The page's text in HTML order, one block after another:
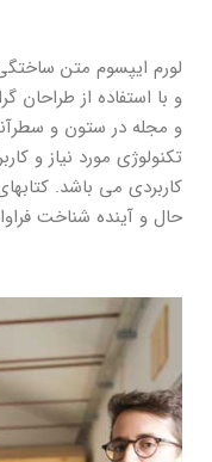
لورم ایپسوم متن
و با استفاده از طراحان
و مجله در ستون و
تکنولوژی مورد نیاز و
کاربردی می باشد.
حال و آینده شناخت